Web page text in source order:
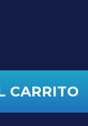
CARRITO